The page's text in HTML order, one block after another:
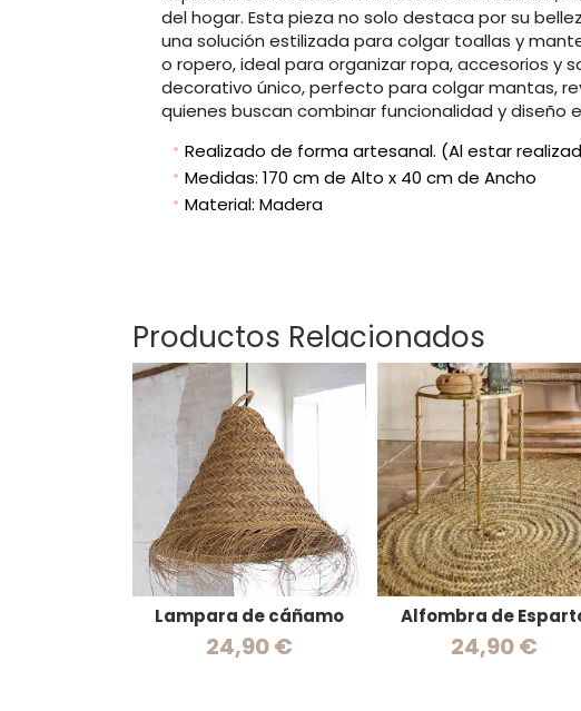
del hogar. Esta pieza no solo destaca por su
una solución estilizada para colgar toallas y
o ropero, ideal para organizar ropa, accesorios y
decorativo único, perfecto para colgar mantas,
quienes buscan combinar funcionalidad y diseño
Realizado de forma artesanal. (Al estar
Medidas: 170 cm de Alto x 40 cm de Ancho
Material: Madera
Productos Relacionados
Lampara de cáñamo
24,90 €
Alfombra de
24,90 €